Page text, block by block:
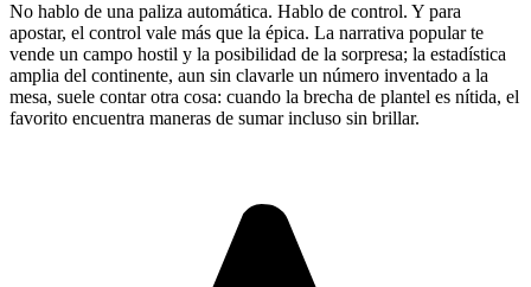
No hablo de una paliza automática. Hablo de control. Y para
apostar, el control vale más que la épica. La narrativa popular te
vende un campo hostil y la posibilidad de la sorpresa; la estadística
amplia del continente, aun sin clavarle un número inventado a la
mesa, suele contar otra cosa: cuando la brecha de plantel es nítida, el
favorito encuentra maneras de sumar incluso sin brillar.